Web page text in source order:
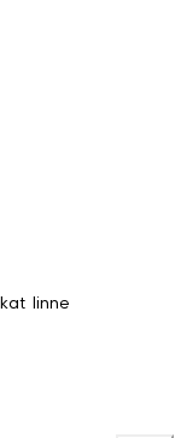
linne